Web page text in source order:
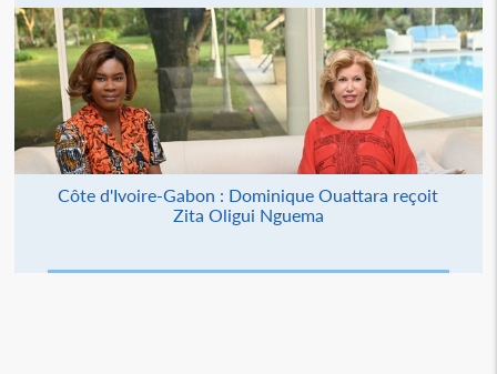
Côte d'Ivoire-Gabon : Dominique Ouattara reçoit
Zita Oligui Nguema